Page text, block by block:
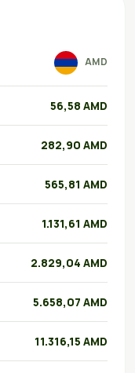
AMD
56,58 AMD
282,90 AMD
565,81 AMD
1.131,61 AMD
2.829,04 AMD
5.658,07 AMD
11.316,15 AMD